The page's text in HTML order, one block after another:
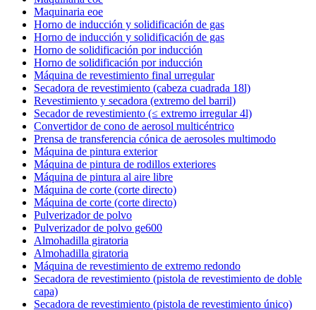
Maquinaria eoe
Horno de inducción y solidificación de gas
Horno de inducción y solidificación de gas
Horno de solidificación por inducción
Horno de solidificación por inducción
Máquina de revestimiento final urregular
Secadora de revestimiento (cabeza cuadrada 18l)
Revestimiento y secadora (extremo del barril)
Secador de revestimiento (≤ extremo irregular 4l)
Convertidor de cono de aerosol multicéntrico
Prensa de transferencia cónica de aerosoles multimodo
Máquina de pintura exterior
Máquina de pintura de rodillos exteriores
Máquina de pintura al aire libre
Máquina de corte (corte directo)
Máquina de corte (corte directo)
Pulverizador de polvo
Pulverizador de polvo ge600
Almohadilla giratoria
Almohadilla giratoria
Máquina de revestimiento de extremo redondo
Secadora de revestimiento (pistola de revestimiento de doble
capa)
Secadora de revestimiento (pistola de revestimiento único)